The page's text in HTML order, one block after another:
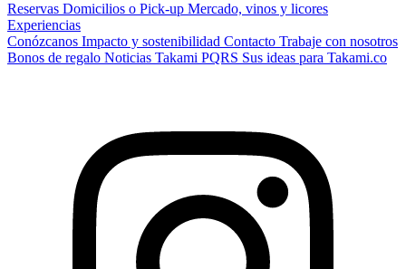
Reservas Domicilios o Pick-up Mercado, vinos y licores
Experiencias
Conózcanos Impacto y sostenibilidad Contacto Trabaje con nosotros
Bonos de regalo Noticias Takami PQRS Sus ideas para Takami.co